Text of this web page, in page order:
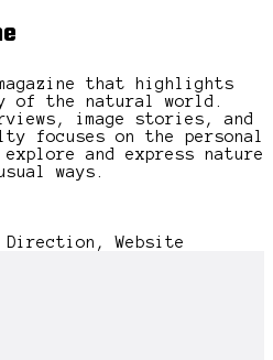
that highlights
of the natural world.
image stories, and
focuses on the personal
and express nature
ways.
Website